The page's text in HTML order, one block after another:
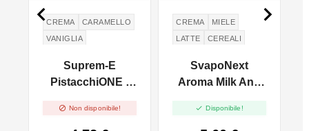
CREMA
CARAMELLO
VANIGLIA
BRANDYSuprem-E
PistacchiONE -
 Non disponibile!
CREMA
MIELE
LATTE
CEREALI
SvapoNext
Aroma Milk And
Flavour - 10ml
 Disponibile!
 